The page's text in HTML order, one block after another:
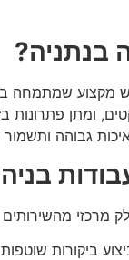
בנתניה?
מקצוע שמתמחה
ומתן
גבוהה ותשמור
בניה
מרכזי
ביקורות